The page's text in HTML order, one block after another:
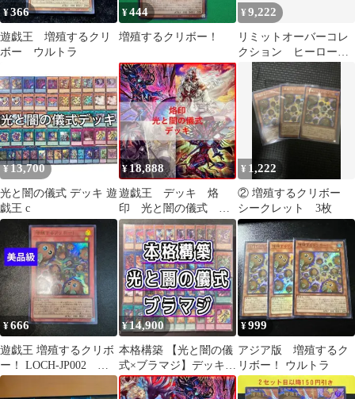
¥366
遊戯王 増殖するクリ
ボー ウルトラ
¥444
増殖するクリボー！
¥9,222
リミットオーバーコレ
クション ヒーロー
ズ 日版 フルコン
プ 3コン ②
¥ 13,700
光と闇の儀式 デッキ 遊
戯王 c
¥18,888
遊戯王 デッキ 烙
印 光と闇の儀式 白
き竜の落胤 [04908]
¥ 1,222
② 増殖するクリボー
シークレット 3枚
¥666
遊戯王 増殖するクリボ
ー！ LOCH-JP002 ウ
ルトラレアカード
¥14,900
本格構築 【光と闇の儀
式×ブラマジ】デッキ＆
二重スリーブ
¥999
アジア版 増殖するク
リボー！ ウルトラ